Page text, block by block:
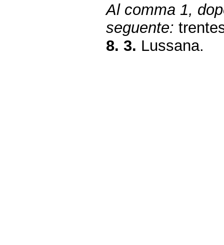
Al comma 1,
seguente:
8. 3. Lussana.